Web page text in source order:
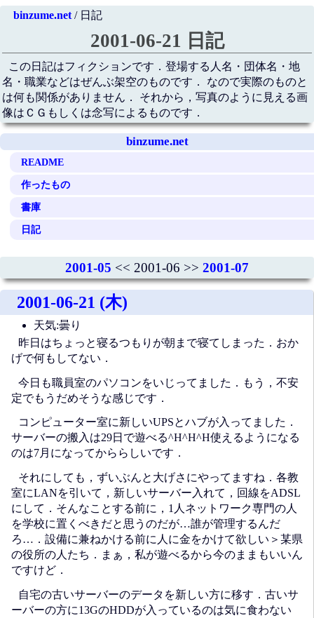
binzume.net/ 日記
2001-06-21 日記
この日記はフィクションです．登場する人名・団体名・地
名・職業などはぜんぶ架空のものです． なので実際のものと
は何も関係がありません． それから，写真のように見える画
像はＣＧもしくは念写によるものです．
binzume.net
README
作ったもの
書庫
日記
2001-05 << 2001-06 >> 2001-07
2001-06-21 (木)
天気:曇り
昨日はちょっと寝るつもりが朝まで寝てしまった．おか
げで何もしてない．
今日も職員室のパソコンをいじってました．もう，不安
定でもうだめそうな感じです．
コンピューター室に新しいUPSとハブが入ってました．
サーバーの搬入は29日で遊べる^H^H^H使えるようになる
のは7月になってかららしいです．
それにしても，ずいぶんと大げさにやってますね．各教
室にLANを引いて，新しいサーバー入れて，回線をADSL
にして．そんなことする前に，1人ネットワーク専門の人
を学校に置くべきだと思うのだが…誰が管理するんだ
ろ…．設備に兼ねかける前に人に金をかけて欲しい＞某県
の役所の人たち．まぁ，私が遊べるから今のままもいいん
ですけど．
自宅の古いサーバーのデータを新しい方に移す．古いサ
ーバーの方に13GのHDDが入っているのは気に食わない